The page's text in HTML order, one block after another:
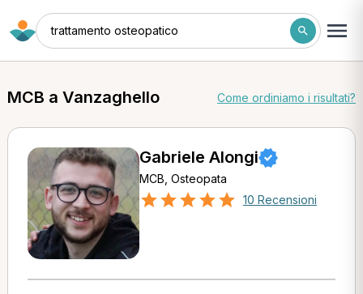
trattamento osteopatico
MCB a Vanzaghello Come ordiniamo i risultati?
Gabriele Alongi
MCB, Osteopata
10 Recensioni